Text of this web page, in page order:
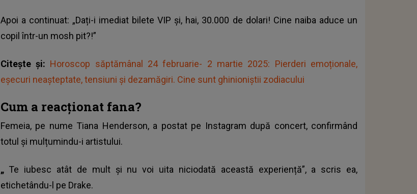
Apoi a continuat: „Dați-i imediat bilete VIP și, hai, 30.000 de dolari! Cine naiba aduce un
copil într-un mosh pit?!”
Citește și: Horoscop săptămânal 24 februarie- 2 martie 2025: Pierderi emoționale,
eșecuri neașteptate, tensiuni și dezamăgiri. Cine sunt ghinioniștii zodiacului
Cum a reacționat fana?
Femeia, pe nume Tiana Henderson, a postat pe Instagram după concert, confirmând
totul și mulțumindu-i artistului.
„ Te iubesc atât de mult și nu voi uita niciodată această experiență”, a scris ea,
etichetându-l pe Drake.